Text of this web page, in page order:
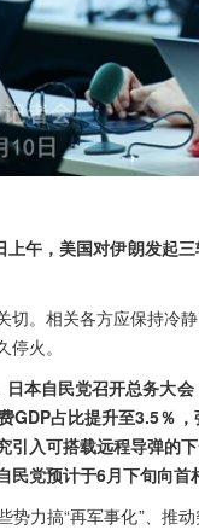
午，美国对伊朗发起
切。相关各方应保持冷
火。
本自民党召开总务大
GDP占比提升至3.5％
引入可搭载远程导弹的
民党预计于6月下旬向
势力搞“再军事化”、推